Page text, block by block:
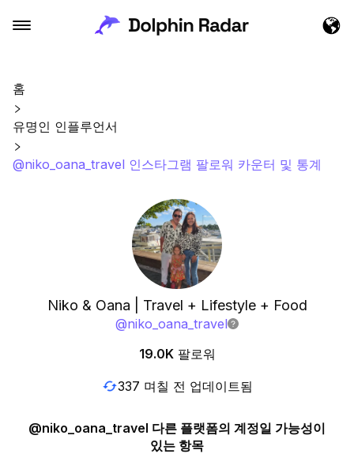
홈
유명인 인플루언서
@niko_oana_travel 인스타그램 팔로워 카운터 및 통계
Niko & Oana | Travel + Lifestyle + Food
@niko_oana_travel
19.0K 팔로워
337 며칠 전 업데이트됨
@niko_oana_travel 다른 플랫폼의 계정일 가능성이
있는 항목